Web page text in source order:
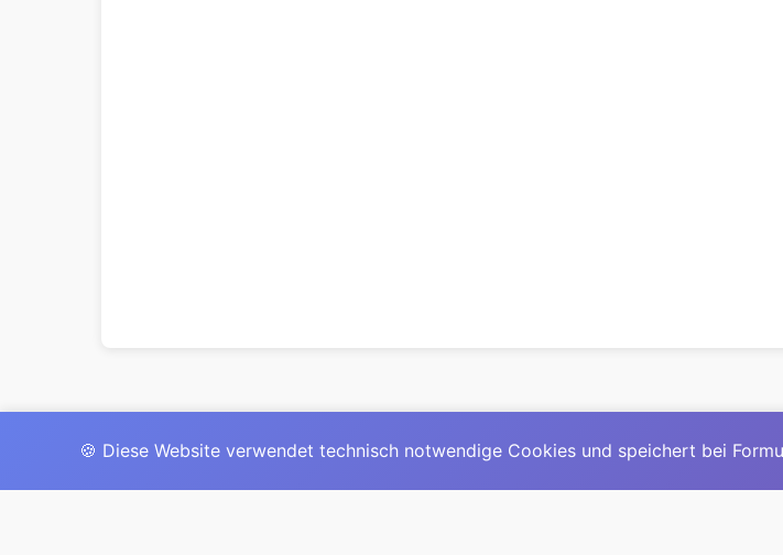
© 2025David Mirga|
🍪 Diese Website verwendet technisch notwendige Cookies und speichert bei